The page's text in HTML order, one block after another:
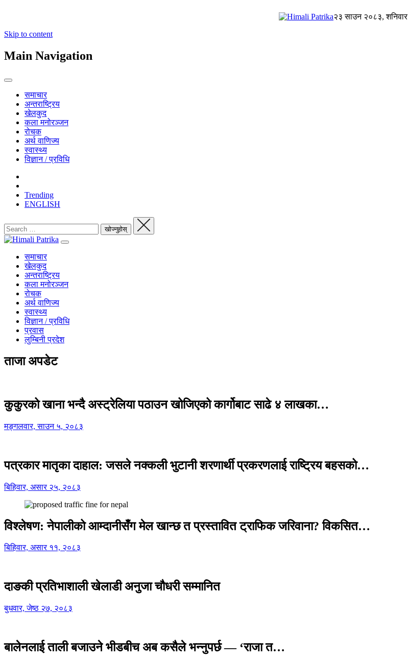
२३ साउन २०८३, शनिवार
Skip to content
Main Navigation
समाचार
अन्तराष्ट्रिय
खेलकुद
कला मनोरञ्जन
रोचक
अर्थ वाणिज्य
स्वास्थ्य
विज्ञान / प्रविधि
Trending
ENGLISH
समाचार
खेलकुद
अन्तराष्ट्रिय
कला मनोरञ्जन
रोचक
अर्थ वाणिज्य
स्वास्थ्य
विज्ञान / प्रविधि
प्रवास
लुम्बिनी प्रदेश
ताजा अपडेट
कुकुरको खाना भन्दै अस्ट्रेलिया पठाउन खोजिएको कार्गोबाट साढे ४ लाखका…
मङ्गलवार, साउन ५, २०८३
पत्रकार मातृका दाहाल: जसले नक्कली भुटानी शरणार्थी प्रकरणलाई राष्ट्रिय बहसको…
बिहिवार, असार २५, २०८३
विश्लेषण: नेपालीको आम्दानीसँग मेल खान्छ त प्रस्तावित ट्राफिक जरिवाना? विकसित…
बिहिवार, असार ११, २०८३
दाङकी प्रतिभाशाली खेलाडी अनुजा चौधरी सम्मानित
बुधवार, जेष्ठ २७, २०८३
बालेनलाई ताली बजाउने भीडबीच अब कसैले भन्नुपर्छ — ‘राजा त…